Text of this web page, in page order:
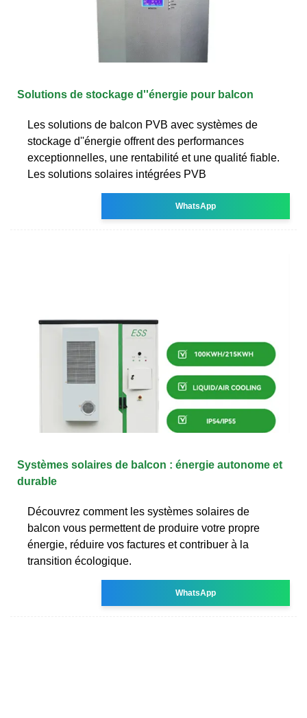
Solutions de stockage d''énergie pour balcon
Les solutions de balcon PVB avec systèmes de
stockage d''énergie offrent des performances
exceptionnelles, une rentabilité et une qualité fiable.
Les solutions solaires intégrées PVB
WhatsApp
Systèmes solaires de balcon : énergie autonome et
durable
Découvrez comment les systèmes solaires de
balcon vous permettent de produire votre propre
énergie, réduire vos factures et contribuer à la
transition écologique.
WhatsApp